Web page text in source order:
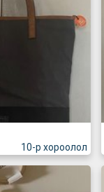
10-р хороолол